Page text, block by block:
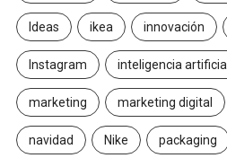
Ideas ikea innovación
Instagram inteligencia artificial
marketing marketing digital
navidad Nike packaging